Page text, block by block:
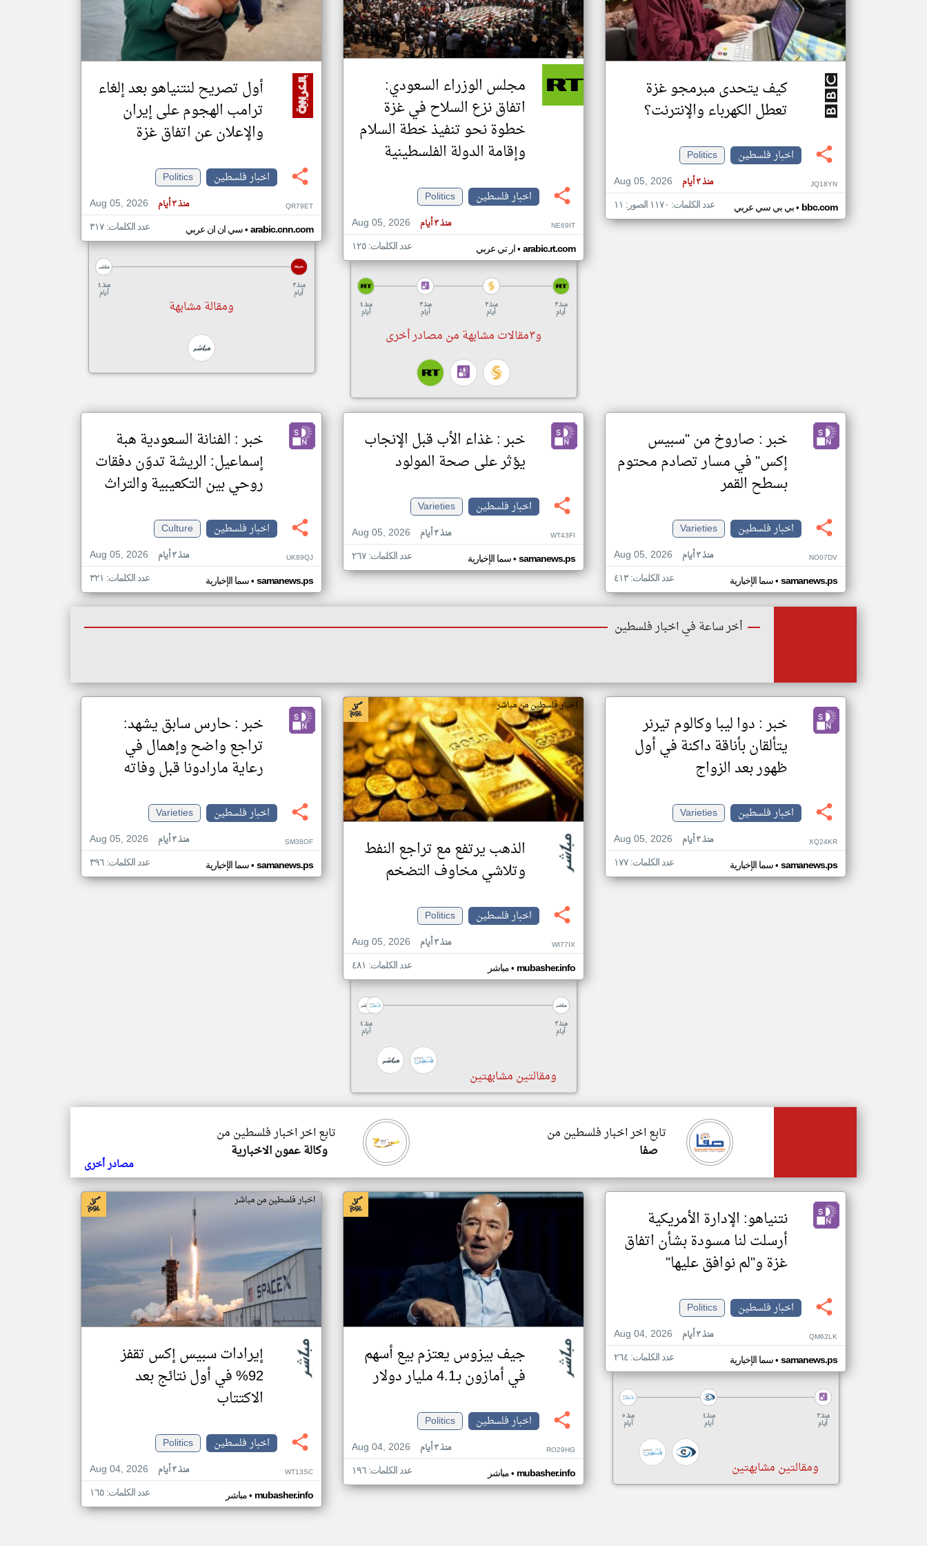
تغيير الدولة
اخبار فلسطين على مدار الساعة
أهم اخبار فلسطين العاجلة والمباشرة
كيف يتحدى مبرمجو غزة
تعطل الكهرباء والإنترنت؟
اخبار فلسطين
Politics
Aug 05, 2026
منذ ٣ أيام JQ18YN
بي بي سي عربي• bbc.com عدد الكلمات: ١١٧٠ الصور: ١١
مجلس الوزراء السعودي:
اتفاق نزع السلاح في غزة
خطوة نحو تنفيذ خطة السلام
وإقامة الدولة الفلسطينية
اخبار فلسطين
Politics
Aug 05, 2026
منذ ٣ أيام NE69IT
ار تي عربي• arabic.rt.com عدد الكلمات: ١٢٥
منذ ٤
أيام
منذ ٣
أيام
منذ ٣
أيام
منذ ٣
أيام
و٣مقالات مشابهة من مصادر أخرى
أول تصريح لنتنياهو بعد إلغاء
ترامب الهجوم على إيران
والإعلان عن اتفاق غزة
اخبار فلسطين
Politics
Aug 05, 2026
منذ ٣ أيام QR79ET
سي ان ان عربي• arabic.cnn.com عدد الكلمات: ٣١٧
منذ ٤
أيام
منذ ٣
أيام
ومقالة مشابهة
خبر : صاروخ من "سبيس
إكس" في مسار تصادم محتوم
بسطح القمر
اخبار فلسطين
Varieties
Aug 05, 2026
منذ ٣ أيام NO07DV
سما الإخبارية• samanews.ps عدد الكلمات: ٤١٣
خبر : غذاء الأب قبل الإنجاب
يؤثر على صحة المولود
اخبار فلسطين
Varieties
Aug 05, 2026
منذ ٣ أيام WT43FI
سما الإخبارية• samanews.ps عدد الكلمات: ٢٦٧
خبر : الفنانة السعودية هبة
إسماعيل: الريشة تدوّن دفقات
روحي بين التكعيبية والتراث
اخبار فلسطين
Culture
Aug 05, 2026
منذ ٣ أيام UK89QJ
سما الإخبارية• samanews.ps عدد الكلمات: ٣٢١
أخر ساعة في اخبار فلسطين
خبر : دوا ليبا وكالوم تيرنر
يتألقان بأناقة داكنة في أول
ظهور بعد الزواج
اخبار فلسطين
Varieties
Aug 05, 2026
منذ ٣ أيام XQ24KR
سما الإخبارية• samanews.ps عدد الكلمات: ١٧٧
اخبار فلسطين من مباشر
الذهب يرتفع مع تراجع النفط
وتلاشي مخاوف التضخم
اخبار فلسطين
Politics
Aug 05, 2026
منذ ٣ أيام WI77IX
مباشر• mubasher.info عدد الكلمات: ٤٨١
منذ ٤
أيام
منذ ٣
أيام
ومقالتين مشابهتين
خبر : حارس سابق يشهد:
تراجع واضح وإهمال في
رعاية مارادونا قبل وفاته
اخبار فلسطين
Varieties
Aug 05, 2026
منذ ٣ أيام SM38OF
سما الإخبارية• samanews.ps عدد الكلمات: ٣٩٦
تابع اخر اخبار فلسطين من
وكالة عمون الاخبارية
تابع اخر اخبار فلسطين من
صفا
مصادر أخرى
نتنياهو: الإدارة الأمريكية
أرسلت لنا مسودة بشأن اتفاق
غزة و"لم نوافق عليها"
اخبار فلسطين
Politics
Aug 04, 2026
منذ ٣ أيام QM62LK
سما الإخبارية• samanews.ps عدد الكلمات: ٢٦٤
منذ ٥
أيام
منذ ٤
أيام
منذ ٣
أيام
ومقالتين مشابهتين
اخبار فلسطين من مباشر
جيف بيزوس يعتزم بيع أسهم
في أمازون بـ4.1 مليار دولار
اخبار فلسطين
Politics
Aug 04, 2026
منذ ٣ أيام RO29HG
مباشر• mubasher.info عدد الكلمات: ١٩٦
اخبار فلسطين من مباشر
إيرادات سبيس إكس تقفز
92% في أول نتائج بعد
الاكتتاب
اخبار فلسطين
Politics
Aug 04, 2026
منذ ٣ أيام WT13SC
مباشر• mubasher.info عدد الكلمات: ١٦٥
klyoum.com